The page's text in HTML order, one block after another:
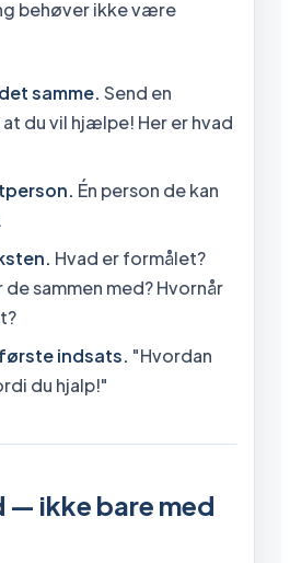
behøver ikke være
samme. Send en
du vil hjælpe! Her er hvad
Én person de kan
Hvad er formålet?
sammen med? Hvornår
indsats. "Hvordan
du hjalp!"
— ikke bare med